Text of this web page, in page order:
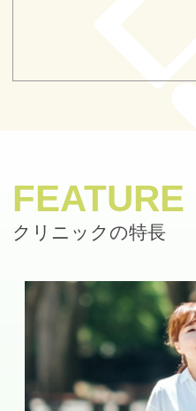
FEATURE
クリニックの特長